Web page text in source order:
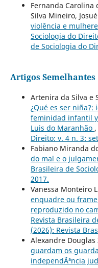
Fernanda Carolina
Silva Mineiro,
violência e
Sociologia do
de Sociologia do
Artigos Semelhantes
Artenira da Silva e
¿Qué es ser
feminidad infantil y
Luis do Maranhão ,
Direito: v. 4 n. 3:
Fabiano Miranda
do mal e o
Brasileira de
2017.
Vanessa Monteiro
enquadre ou
reproduzido no
Revista Brasileira
(2026): Revista
Alexandre Douglas
guardam os
independÃªncia